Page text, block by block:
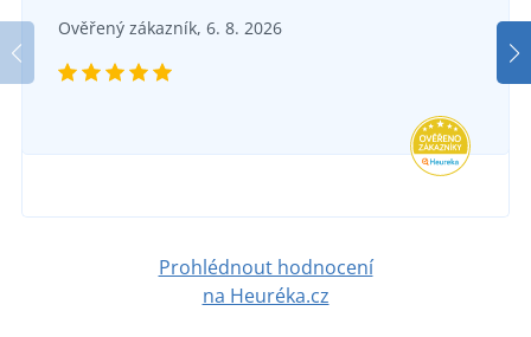
SKLADEM
Pracovní kalhoty s laclem CXS PHOENIX CRONOS
468 Kč
Ověřený zákazník, 6. 8. 2026
Prohlédnout hodnocení
na Heuréka.cz